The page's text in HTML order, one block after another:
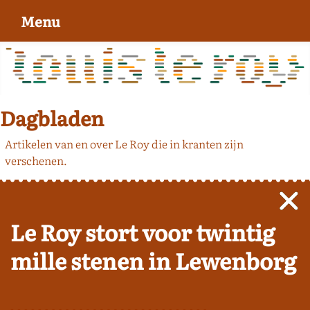
Dagbladen
Artikelen van en over Le Roy die in kranten zijn
verschenen.
Le Roy stort voor twintig
mille stenen in Lewenborg
Menu